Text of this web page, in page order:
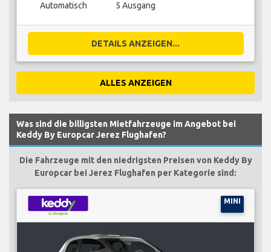
Automatisch 5 Ausgang
DETAILS ANZEIGEN...
ALLES ANZEIGEN
Was sind die billigsten Mietfahrzeuge im Angebot bei
Keddy By Europcar Jerez Flughafen?
Die Fahrzeuge mit den niedrigsten Preisen von Keddy By
Europcar bei Jerez Flughafen per Kategorie sind:
MINI